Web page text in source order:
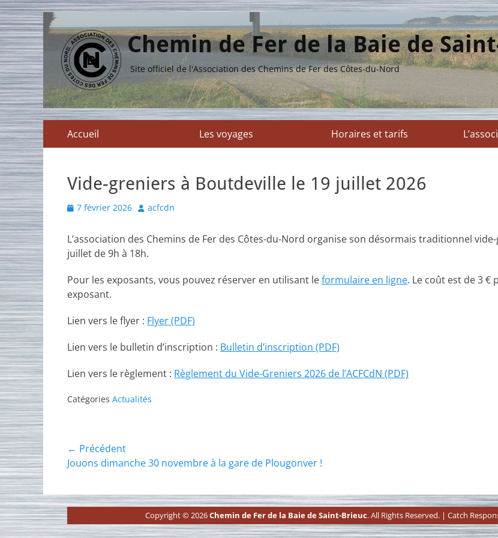
Chemin de Fer de la Baie de
Site officiel de l'Association des Chemins de Fer des Côtes-du-Nord
Menu
principal
Accueil Les voyages Horaires et tarifs
Vide-greniers à Boutdeville le 19 juillet 2026
Posted
7 février 2026 Author
acfcdn
L’association des Chemins de Fer des Côtes-du-Nord organise son désormais traditionnel
juillet de 9h à 18h.
Pour les exposants, vous pouvez réserver en utilisant leformulaire en ligne. Le coût est de 3
exposant.
Lien vers le flyer : Flyer (PDF)
Lien vers le bulletin d’inscription : Bulletin d’inscription (PDF)
Lien vers le règlement : Règlement du Vide-Greniers 2026 de l’ACFCdN (PDF)
Catégories Actualités
Navigation
de
l’article
← Précédent
Article
Jouons dimanche 30 novembre à la gare de Plougonver !
Copyright © 2026Chemin de Fer de la Baie de Saint-Brieuc. All Rights Reserved. | Catch